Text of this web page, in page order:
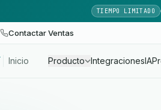
TIEMPO LIMITADO
Contactar Ventas
Inicio Producto IntegracionesIA